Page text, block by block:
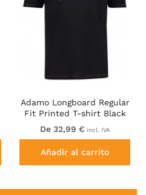
Adamo Longboard Regular
Fit Printed T-shirt Black
De 32,99 € incl. IVA
Añadir al carrito